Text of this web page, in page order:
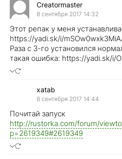
Creatormaster
8 сентября 2017 14:32
Этот репак у меня
https://yadi.sk/i/
Раза с 3-го установился
такая ошибка: https://yadi.sk/i/
xatab
8 сентября 2017 14:44
Почитай запуск
http://rustorka.com/forum/
p=2619349#2619349